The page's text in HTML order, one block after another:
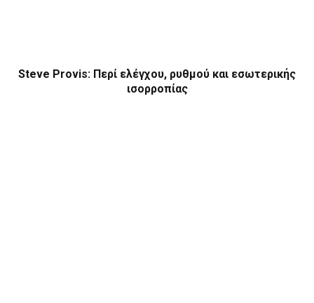
Steve Provis: Περί ελέγχου, ρυθμού και εσωτερικής
ισορροπίας